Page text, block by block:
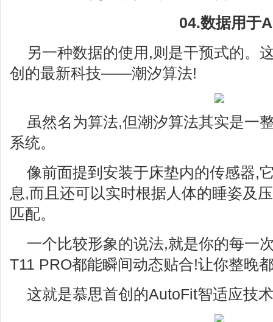
04.数据用于
另一种数据的使用,则是干预式的。
创的最新科技——潮汐算法!
虽然名为算法,但潮汐算法其实是一
系统。
像前面提到安装于床垫内的传感器,
息,而且还可以实时根据人体的睡姿及
匹配。
一个比较形象的说法,就是你的每一
T11 PRO都能瞬间动态贴合!让你整晚
这就是慕思首创的AutoFit智适应